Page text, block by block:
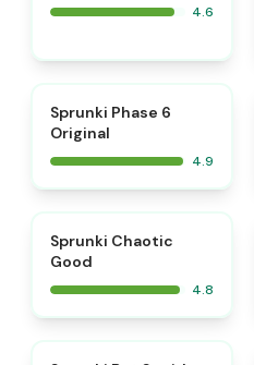
4.6
Sprunki Phase 6
Original
4.9
Sprunki Chaotic
Good
4.8